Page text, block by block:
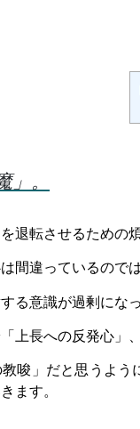
」。
退転させるための
間違っているので
る意識が過剰にな
上長への反発心」
唆」だと思うよ
ます。